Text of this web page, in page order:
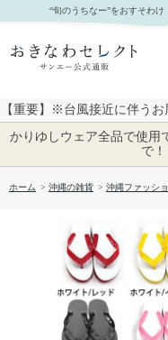
SKY WAY 島ぞうり（23ｃｍ～28ｃ
“旬のうちなー”をおすそわ
【重要】※台風接近に伴う
かりゆしウェア全品で使用
で！
ホーム > 沖縄の雑貨 > 沖縄ファッシ